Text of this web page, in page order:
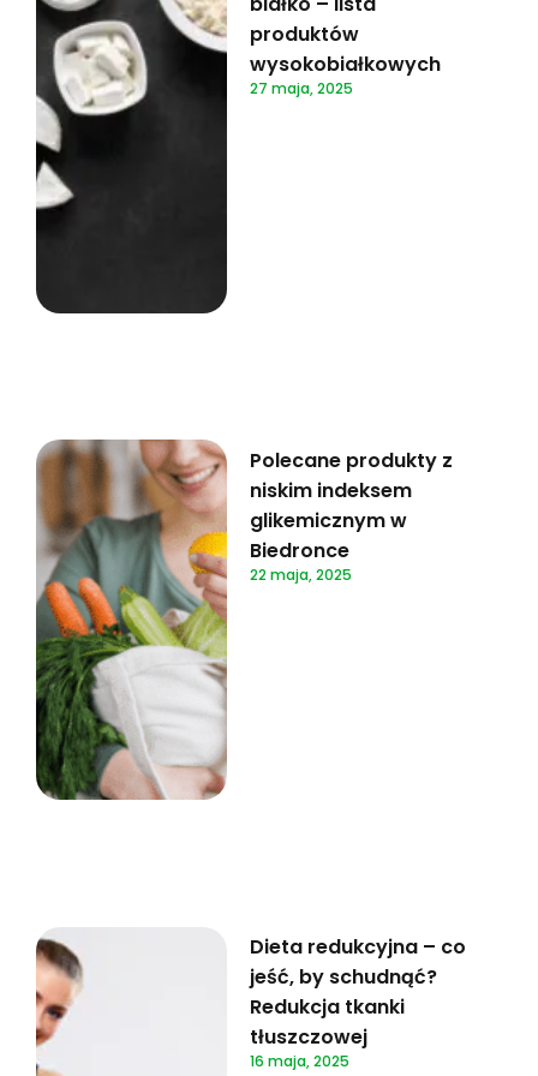
produktów
wysokobiałkowych
27 maja, 2025
Polecane produkty z
niskim indeksem
glikemicznym w
Biedronce
22 maja, 2025
Dieta redukcyjna – co
jeść, by schudnąć?
Redukcja tkanki
tłuszczowej
16 maja, 2025